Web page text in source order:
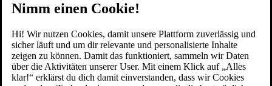
Nimm einen Cookie!
Hi! Wir nutzen Cookies, damit unsere Plattform zuverlässig und
sicher läuft und um dir relevante und personalisierte Inhalte
zeigen zu können. Damit das funktioniert, sammeln wir Daten
über die Aktivitäten unserer User. Mit einem Klick auf „Alles
klar!“ erklärst du dich damit einverstanden, dass wir Cookies